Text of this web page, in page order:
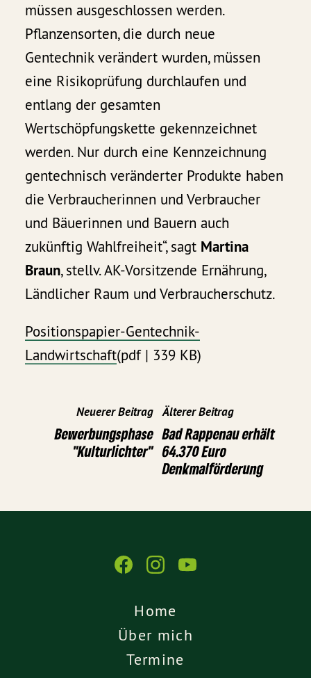
müssen ausgeschlossen werden.
Pflanzensorten, die durch neue
Gentechnik verändert wurden, müssen
eine Risikoprüfung durchlaufen und
entlang der gesamten
Wertschöpfungskette gekennzeichnet
werden. Nur durch eine Kennzeichnung
gentechnisch veränderter Produkte haben
die Verbraucherinnen und Verbraucher
und Bäuerinnen und Bauern auch
zukünftig Wahlfreiheit“, sagt Martina
Braun, stellv. AK-Vorsitzende Ernährung,
Ländlicher Raum und Verbraucherschutz.
Positionspapier-Gentechnik-
Landwirtschaft(pdf | 339 KB)
Neuerer Beitrag
Bewerbungsphase
"Kulturlichter"
Älterer Beitrag
Bad Rappenau erhält
64.370 Euro
Denkmalförderung
Home
Über mich
Termine